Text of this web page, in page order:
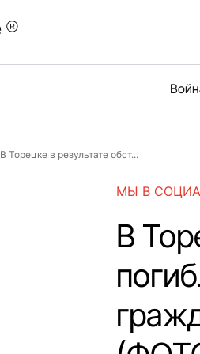
В Торецке в результате обст...
МЫ В
В